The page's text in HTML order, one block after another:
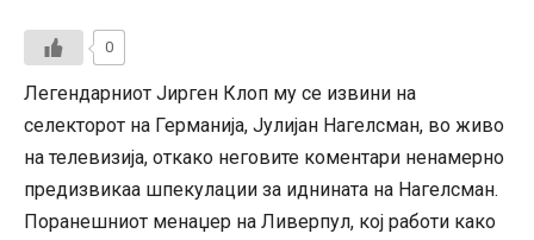
0
Легендарниот Јирген Клоп му се извини на
селекторот на Германија, Јулијан Нагелсман, во живо
на телевизија, откако неговите коментари ненамерно
предизвикаа шпекулации за иднината на Нагелсман.
Поранешниот менаџер на Ливерпул, кој работи како